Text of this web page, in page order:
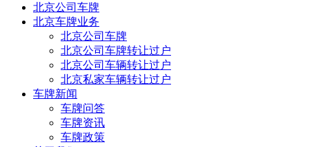
北京公司车牌
北京车牌业务
北京公司车牌
北京公司车牌转让过户
北京公司车辆转让过户
北京私家车辆转让过户
车牌新闻
车牌问答
车牌资讯
车牌政策